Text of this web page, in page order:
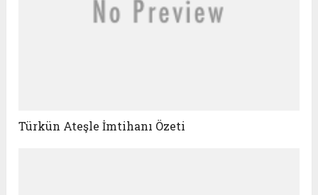
Türkün Ateşle İmtihanı Özeti